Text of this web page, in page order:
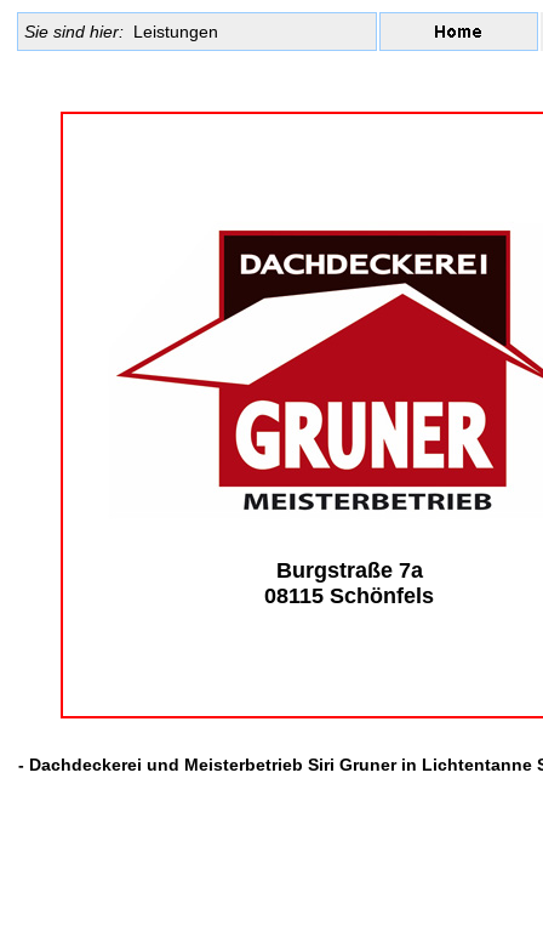
Sie sind hier:Leistungen
Burgstraße 7a
08115 Schönfels
- Dachdeckerei und Meisterbetrieb Siri Gruner in Lichtentanne